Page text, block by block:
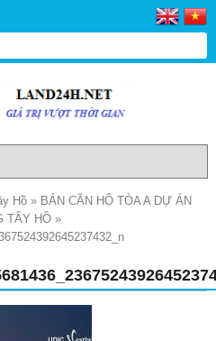
Hồ » BÁN CĂN HỘ TÒA A DỰ ÁN
TÂY HỒ »